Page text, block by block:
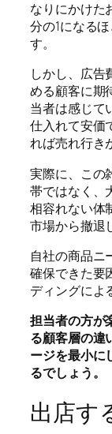
なりにかけた
分の1になる
す。
しかし、広告
める顧客に期
当者は感じて
仕入れて安価
れば売れ行き
実際に、この
帯ではなく、
相容れない体
市場から撤退
自社の商品ニ
確保できた要
ディングによ
担当者の方が
る顧客層の違
ージを最小に
るでしょう。
出店す